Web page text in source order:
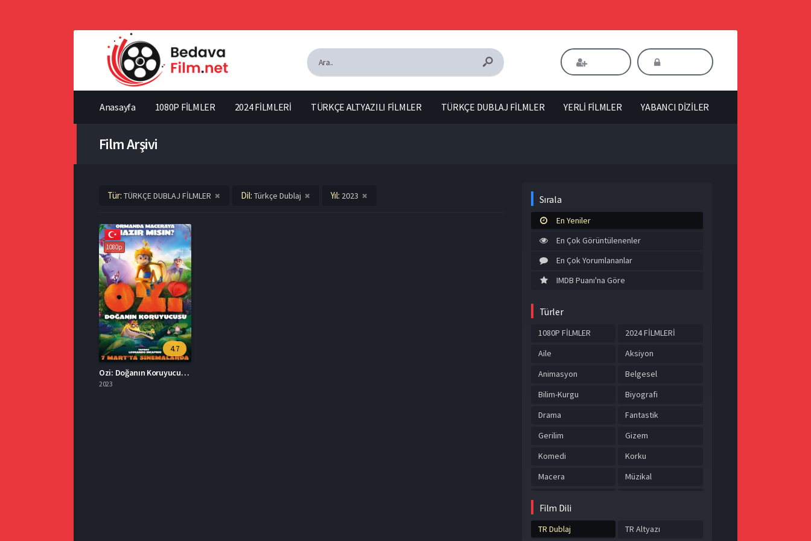
Anasayfa 1080P FİLMLER 2024 FİLMLERİ TÜRKÇE ALTYAZILI FİLMLER TÜRKÇE DUBLAJ FİLMLER YERLİ FİLMLER YABANCI DİZİLER
Film Arşivi
Tür: TÜRKÇE DUBLAJ FİLMLER Dil: Türkçe Dublaj Yıl: 2023
1080p
4.7
Ozi: Doğanın Koruyucusu İzle Türkçe Dublaj
2023
Sırala
En Yeniler
En Çok Görüntülenenler
En Çok Yorumlananlar
IMDB Puanı'na Göre
Türler
1080P FİLMLER
2024 FİLMLERİ
Aile
Aksiyon
Animasyon
Belgesel
Bilim-Kurgu
Biyografi
Drama
Fantastik
Gerilim
Gizem
Komedi
Korku
Macera
Müzikal
Tarih
Film Dili
TR Dublaj TR Altyazı